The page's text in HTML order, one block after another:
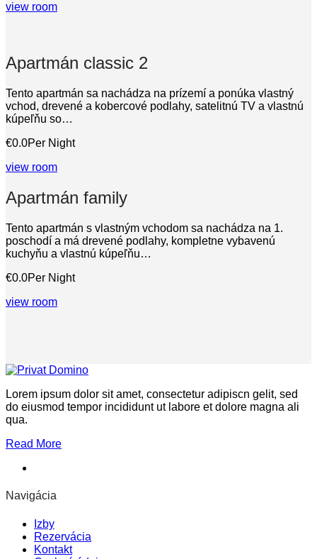
view room
Apartmán classic 2
Tento apartmán sa nachádza na prízemí a ponúka vlastný
vchod, drevené a kobercové podlahy, satelitnú TV a vlastnú
kúpeľňu so…
€0.0Per Night
view room
Apartmán family
Tento apartmán s vlastným vchodom sa nachádza na 1.
poschodí a má drevené podlahy, kompletne vybavenú
kuchyňu a vlastnú kúpeľňu…
€0.0Per Night
view room
Lorem ipsum dolor sit amet, consectetur adipiscn gelit, sed
do eiusmod tempor incididunt ut labore et dolore magna ali
qua.
Read More
Navigácia
Izby
Rezervácia
Kontakt